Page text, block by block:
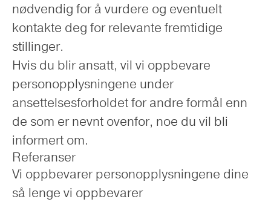
nødvendig for å vurdere og eventuelt
kontakte deg for relevante fremtidige
stillinger.
Hvis du blir ansatt, vil vi oppbevare
personopplysningene under
ansettelsesforholdet for andre formål enn
de som er nevnt ovenfor, noe du vil bli
informert om.
Referanser
Vi oppbevarer personopplysningene dine
så lenge vi oppbevarer